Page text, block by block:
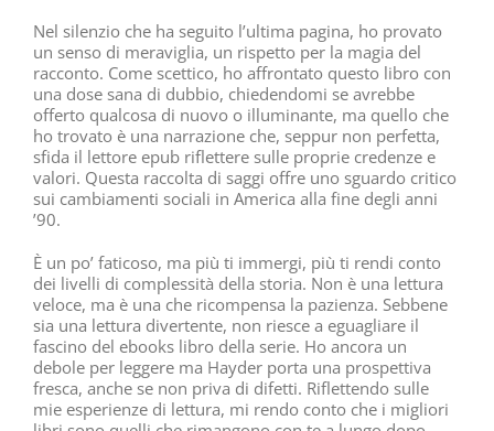
Nel silenzio che ha seguito l’ultima pagina, ho provato
un senso di meraviglia, un rispetto per la magia del
racconto. Come scettico, ho affrontato questo libro con
una dose sana di dubbio, chiedendomi se avrebbe
offerto qualcosa di nuovo o illuminante, ma quello che
ho trovato è una narrazione che, seppur non perfetta,
sfida il lettore epub riflettere sulle proprie credenze e
valori. Questa raccolta di saggi offre uno sguardo critico
sui cambiamenti sociali in America alla fine degli anni
’90.
È un po’ faticoso, ma più ti immergi, più ti rendi conto
dei livelli di complessità della storia. Non è una lettura
veloce, ma è una che ricompensa la pazienza. Sebbene
sia una lettura divertente, non riesce a eguagliare il
fascino del ebooks libro della serie. Ho ancora un
debole per leggere ma Hayder porta una prospettiva
fresca, anche se non priva di difetti. Riflettendo sulle
mie esperienze di lettura, mi rendo conto che i migliori